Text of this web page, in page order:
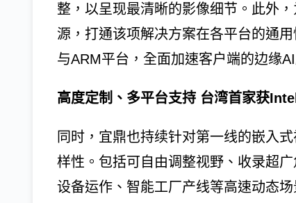
整，以呈现最清晰的影像细节。此外
源，打通该项解决方案在各平台的通
与ARM平台，全面加速客户端的边缘AI
高度定制、多平台支持 台湾首家获
同时，宜鼎也持续针对第一线的嵌入
样性。包括可自由调整视野、收录超
设备运作、智能工厂产线等高速动态